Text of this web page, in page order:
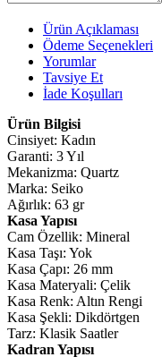
Ürün Açıklaması
Ödeme Seçenekleri
Yorumlar
Tavsiye Et
İade Koşulları
Ürün Bilgisi
Cinsiyet: Kadın
Garanti: 3 Yıl
Mekanizma: Quartz
Marka: Seiko
Ağırlık: 63 gr
Kasa Yapısı
Cam Özellik: Mineral
Kasa Taşı: Yok
Kasa Çapı: 26 mm
Kasa Materyali: Çelik
Kasa Renk: Altın Rengi
Kasa Şekli: Dikdörtgen
Tarz: Klasik Saatler
Kadran Yapısı